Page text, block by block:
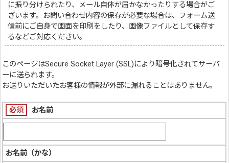
に振り分けられたり、メール自体が届かなかったりする場合がご
ざいます。お問い合わせ内容の保存が必要な場合は、フォーム送
信前にご自身で画面を印刷をしたり、画像ファイルとして保存す
るなどご対応ください。
このページはSecure Socket Layer (SSL)により暗号化されてサーバ
ーに送られます。
お送りいただいたお客様の情報が外部に漏れることはありません。
必須 お名前
お名前（かな）